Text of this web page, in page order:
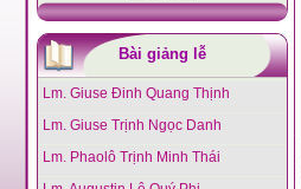
Bài giảng lễ
Lm. Giuse Đinh Quang Thịnh
Lm. Giuse Trịnh Ngọc Danh
Lm. Phaolô Trịnh Minh Thái